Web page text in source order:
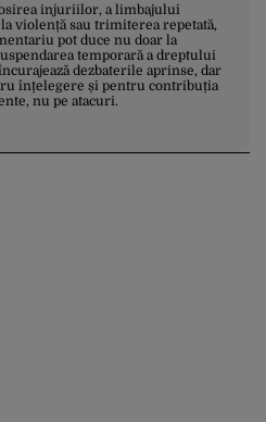
injuriilor, a limbajului
violență sau trimiterea repetată,
pot duce nu doar la
temporară a dreptului
dezbaterile aprinse, dar
înțelegere și pentru contribuția
nu pe atacuri.